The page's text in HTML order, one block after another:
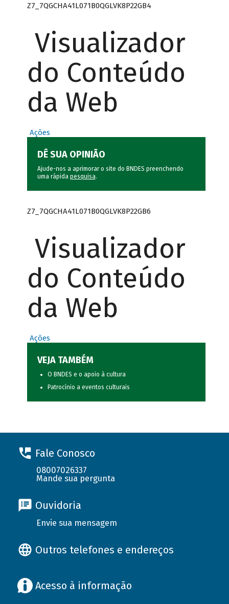
Z7_7QGCHA41L071B0QGLVK8P22GB4
Visualizador
do Conteúdo
da Web
Ações
DÊ SUA OPINIÃO
Ajude-nos a aprimorar o site do BNDES preenchendo
uma rápida pesquisa.
Z7_7QGCHA41L071B0QGLVK8P22GB6
Visualizador
do Conteúdo
da Web
Ações
VEJA TAMBÉM
O BNDES e o apoio à cultura
Patrocínio a eventos culturais
Fale Conosco
08007026337
Mande sua pergunta
Ouvidoria
Envie sua mensagem
Outros telefones e endereços
Acesso à informação